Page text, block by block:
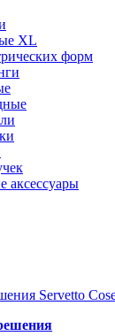
XL
форм
аксессуары